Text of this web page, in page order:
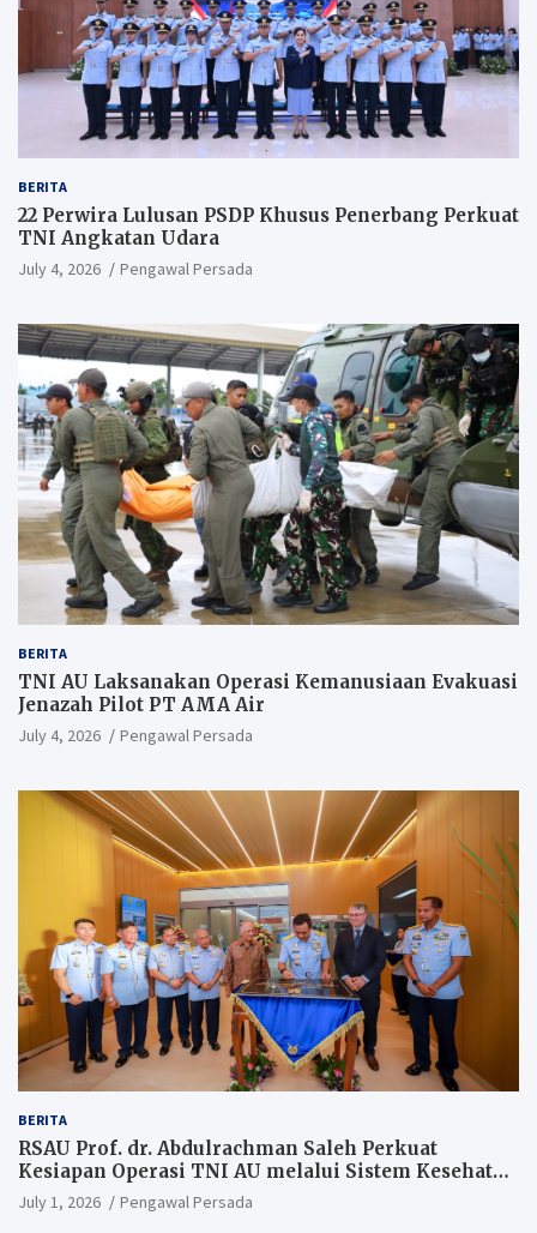
BERITA
22 Perwira Lulusan PSDP Khusus Penerbang Perkuat
TNI Angkatan Udara
July 4, 2026 Pengawal Persada
BERITA
TNI AU Laksanakan Operasi Kemanusiaan Evakuasi
Jenazah Pilot PT AMA Air
July 4, 2026 Pengawal Persada
BERITA
RSAU Prof. dr. Abdulrachman Saleh Perkuat
Kesiapan Operasi TNI AU melalui Sistem Kesehatan
Andal
July 1, 2026 Pengawal Persada